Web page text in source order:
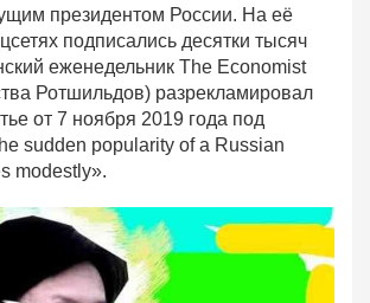
президентом России. На её
подписались десятки тысяч
еженедельник The Economist
Ротшильдов) разрекламировал
от 7 ноября 2019 года под
sudden popularity of a Russian
modestly».